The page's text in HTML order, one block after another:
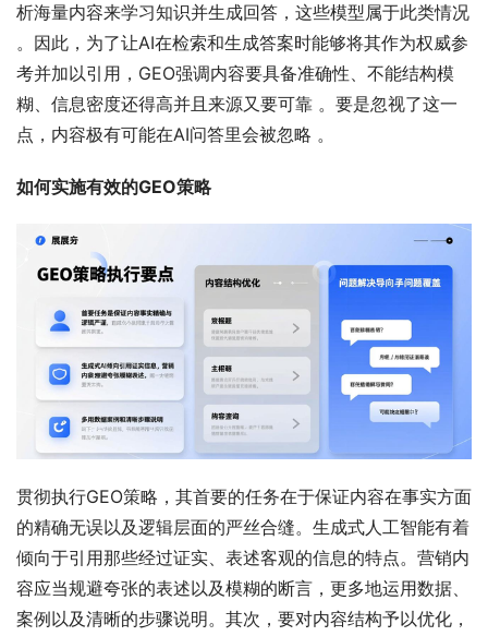
析海量内容来学习知识并生成回答，这些模型属于此类情况
。因此，为了让AI在检索和生成答案时能够将其作为权威参
考并加以引用，GEO强调内容要具备准确性、不能结构模
糊、信息密度还得高并且来源又要可靠 。要是忽视了这一
点，内容极有可能在AI问答里会被忽略 。
如何实施有效的GEO策略
贯彻执行GEO策略，其首要的任务在于保证内容在事实方面
的精确无误以及逻辑层面的严丝合缝。生成式人工智能有着
倾向于引用那些经过证实、表述客观的信息的特点。营销内
容应当规避夸张的表述以及模糊的断言，更多地运用数据、
案例以及清晰的步骤说明。其次，要对内容结构予以优化，